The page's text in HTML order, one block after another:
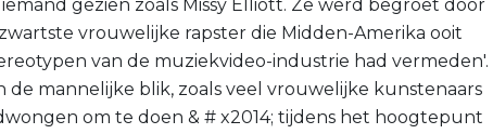
gezien zoals Missy Elliott. Ze werd begroet door
vrouwelijke rapster die Midden-Amerika ooit
van de muziekvideo-industrie had vermeden'.
mannelijke blik, zoals veel vrouwelijke kunstenaars
om te doen & # x2014; tijdens het hoogtepunt